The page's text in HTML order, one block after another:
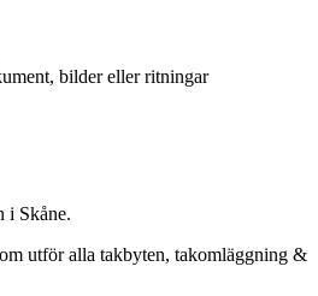
bilder eller ritningar
i Skåne.
utför alla takbyten, takomläggning &